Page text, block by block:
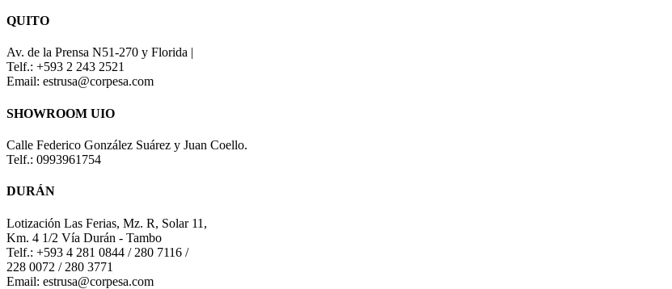
QUITO
Av. de la Prensa N51-270 y Florida |
Telf.: +593 2 243 2521
Email: estrusa@corpesa.com
SHOWROOM UIO
Calle Federico González Suárez y Juan Coello.
Telf.: 0993961754
DURÁN
Lotización Las Ferias, Mz. R, Solar 11,
Km. 4 1/2 Vía Durán - Tambo
Telf.: +593 4 281 0844 / 280 7116 /
228 0072 / 280 3771
Email: estrusa@corpesa.com